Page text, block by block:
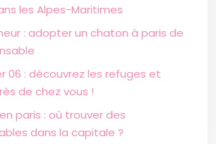
les Alpes-Maritimes
: adopter un chaton à paris de
06 : découvrez les refuges et
de chez vous !
paris : où trouver des
dans la capitale ?